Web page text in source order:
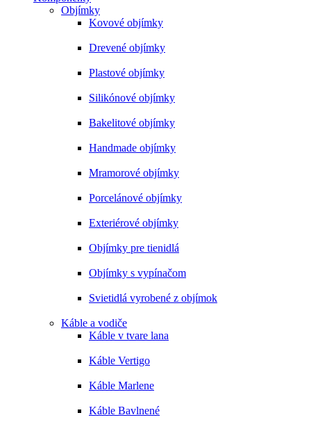
Objímky
Kovové objímky
Drevené objímky
Plastové objímky
Silikónové objímky
Bakelitové objímky
Handmade objímky
Mramorové objímky
Porcelánové objímky
Exteriérové objímky
Objímky pre tienidlá
Objímky s vypínačom
Svietidlá vyrobené z objímok
Káble a vodiče
Káble v tvare lana
Káble Vertigo
Káble Marlene
Káble Bavlnené